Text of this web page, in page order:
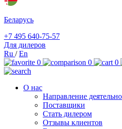
Беларусь
+7 495 640-75-57
Для дилеров
Ru /En
0
0 0
О нас
Направление
Поставщики
Стать дилером
Отзывы клиентов